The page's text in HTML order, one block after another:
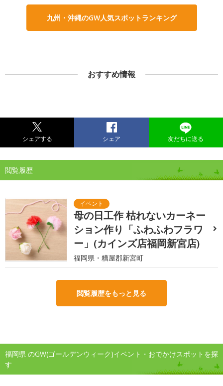
九州・沖縄のGW人気スポットランキング
おすすめ情報
シェアする シェア 友だちに送る
閲覧履歴
母の日工作 枯れないカーネー
ション作り「ふわふわフラワ
ー」(カインズ店福岡新宮店)
福岡県・糟屋郡新宮町
閲覧履歴をもっと見る
福岡県 のGW(ゴールデンウィーク)イベント・おでかけスポットを探
す